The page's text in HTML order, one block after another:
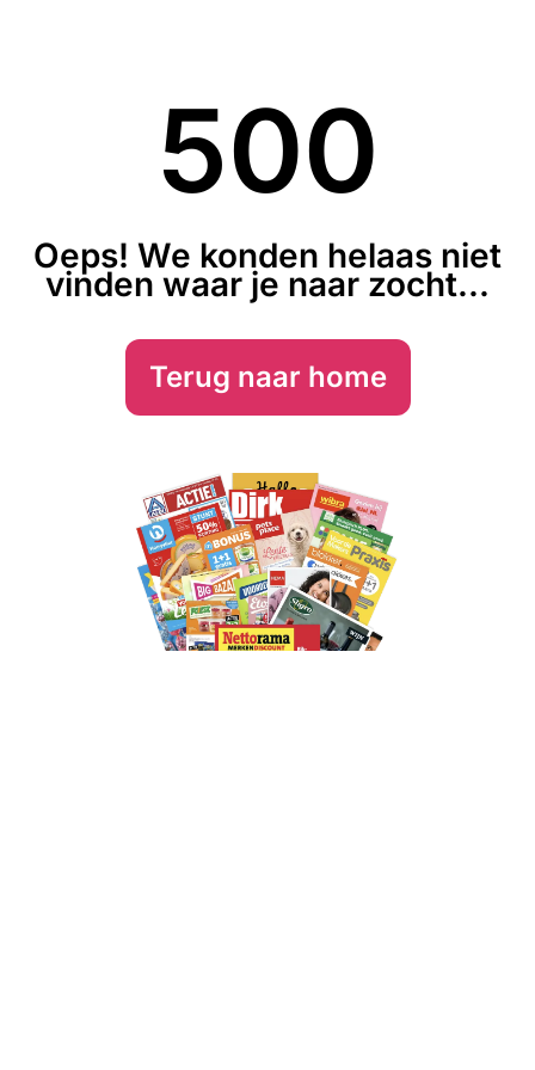
500
Oeps! We konden helaas niet
vinden waar je naar zocht...
Terug naar home